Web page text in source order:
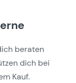
beraten
dich bei
Kauf.